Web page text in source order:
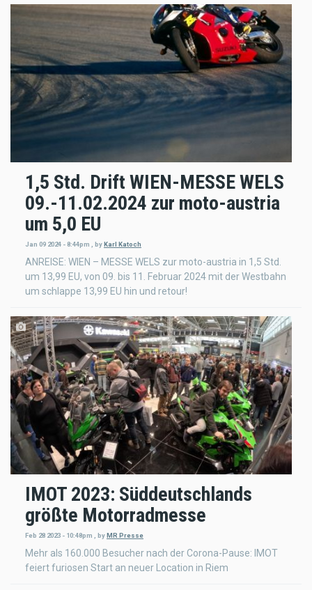
1,5 Std. Drift WIEN-MESSE WELS
09.-11.02.2024 zur moto-austria
um 5,0 EU
Jan 09 2024 - 8:44pm byKarl Katoch
ANREISE: WIEN – MESSE WELS zur moto-austria in 1,5 Std.
um 13,99 EU, von 09. bis 11. Februar 2024 mit der Westbahn
um schlappe 13,99 EU hin und retour!
IMOT 2023: Süddeutschlands
größte Motorradmesse
Feb 28 2023 - 10:48pm , byMR Presse
Mehr als 160.000 Besucher nach der Corona-Pause: IMOT
feiert furiosen Start an neuer Location in Riem